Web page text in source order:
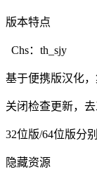
版本特点
Chs：th_sjy
基于便携版汉化
关闭检查更新，
32位版/64位版分
隐藏资源